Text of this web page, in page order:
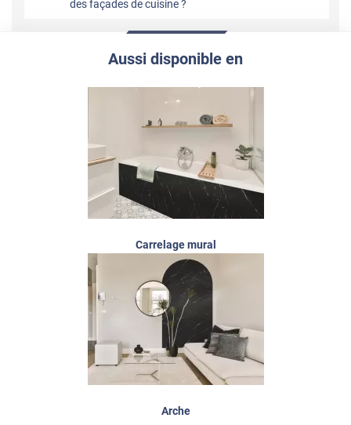
des façades de cuisine ?
Aussi disponible en
Carrelage mural
Arche